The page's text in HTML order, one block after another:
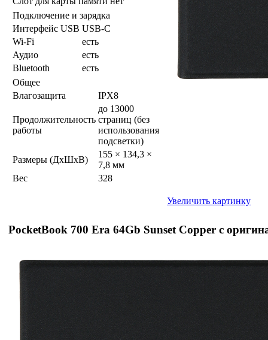
Подключение и зарядка
Интерфейс USB USB-C
Wi-Fi
есть
Аудио
есть
Bluetooth
есть
Общее
Влагозащита
IPX8
Продолжительность
работы
до 13000
страниц (без
использования
подсветки)
Размеры (ДхШхВ)
155 × 134,3 ×
7,8 мм
Вес
328
Увеличить картинку
PocketBook 700 Era 64Gb Sunset Copper с